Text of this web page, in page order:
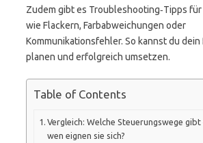
Zudem gibt es Troubleshooting‑Tipps
wie Flackern, Farbabweichungen oder
Kommunikationsfehler. So kannst du
planen und erfolgreich umsetzen.
Table of Contents
Vergleich: Welche Steuerungswege
wen eignen sie sich?